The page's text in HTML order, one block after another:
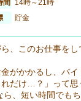
間
14時～21時
貯金
、このお仕事をし
がかかるし、バ
だけ…？」って思
ら、短い時間でも